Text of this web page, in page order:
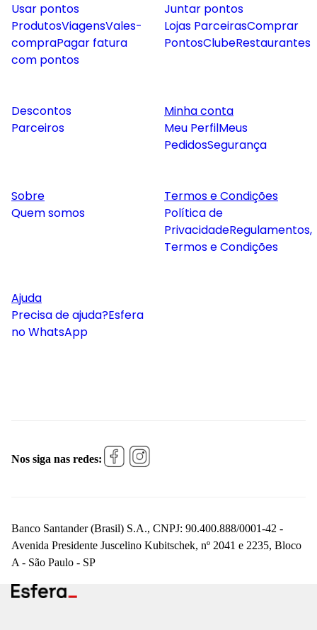
Usar pontos
ProdutosViagensVales-
compraPagar fatura
com pontos
Juntar pontos
Lojas ParceirasComprar
PontosClubeRestaurantes
Descontos
Parceiros
Minha conta
Meu PerfilMeus
PedidosSegurança
Sobre
Quem somos
Termos e Condições
Política de
PrivacidadeRegulamentos,
Termos e Condições
Ajuda
Precisa de ajuda?Esfera
no WhatsApp
Nos siga nas redes:
Banco Santander (Brasil) S.A., CNPJ: 90.400.888/0001-42 -
Avenida Presidente Juscelino Kubitschek, nº 2041 e 2235, Bloco
A - São Paulo - SP